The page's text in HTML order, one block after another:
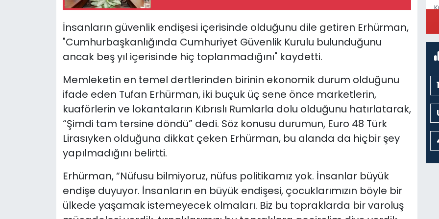
İnsanların güvenlik endişesi içerisinde olduğunu dile getiren Erhürman,
"Cumhurbaşkanlığında Cumhuriyet Güvenlik Kurulu bulunduğunu
ancak beş yıl içerisinde hiç toplanmadığını" kaydetti.
Memleketin en temel dertlerinden birinin ekonomik durum olduğunu
ifade eden Tufan Erhürman, iki buçuk üç sene önce marketlerin,
kuaförlerin ve lokantaların Kıbrıslı Rumlarla dolu olduğunu hatırlatarak,
“Şimdi tam tersine döndü” dedi. Söz konusu durumun, Euro 48 Türk
Lirasıyken olduğuna dikkat çeken Erhürman, bu alanda da hiçbir şey
yapılmadığını belirtti.
Erhürman, “Nüfusu bilmiyoruz, nüfus politikamız yok. İnsanlar büyük
endişe duyuyor. İnsanların en büyük endişesi, çocuklarımızın böyle bir
ülkede yaşamak istemeyecek olmaları. Biz bu topraklarda bir varoluş